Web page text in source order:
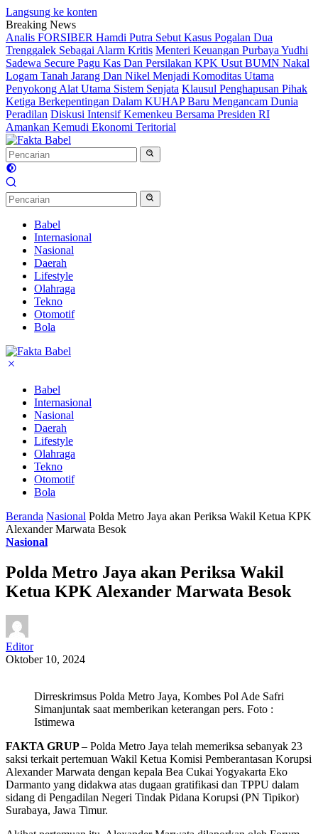
Langsung ke konten
Breaking News
Analis FORSIBER Hamdi Putra Sebut Kasus Pogalan Dua
Trenggalek Sebagai Alarm Kritis Menteri Keuangan Purbaya Yudhi
Sadewa Secure Pagu Kas Dan Persilakan KPK Usut BUMN Nakal
Logam Tanah Jarang Dan Nikel Menjadi Komoditas Utama
Penyokong Alat Utama Sistem Senjata Klausul Penghapusan Pihak
Ketiga Berkepentingan Dalam KUHAP Baru Mengancam Dunia
Peradilan Diskusi Intensif Kemenkeu Bersama Presiden RI
Amankan Kemudi Ekonomi Teritorial
Babel
Internasional
Nasional
Daerah
Lifestyle
Olahraga
Tekno
Otomotif
Bola
Babel
Internasional
Nasional
Daerah
Lifestyle
Olahraga
Tekno
Otomotif
Bola
Beranda Nasional Polda Metro Jaya akan Periksa Wakil Ketua KPK
Alexander Marwata Besok
Nasional
Polda Metro Jaya akan Periksa Wakil
Ketua KPK Alexander Marwata Besok
Editor
Oktober 10, 2024
Dirreskrimsus Polda Metro Jaya, Kombes Pol Ade Safri
Simanjuntak saat memberikan keterangan pers. Foto :
Istimewa
FAKTA GRUP– Polda Metro Jaya telah memeriksa sebanyak 23
saksi terkait pertemuan Wakil Ketua Komisi Pemberantasan Korupsi
Alexander Marwata dengan kepala Bea Cukai Yogyakarta Eko
Darmanto yang didakwa atas dugaan gratifikasi dan TPPU dalam
sidang di Pengadilan Negeri Tindak Pidana Korupsi (PN Tipikor)
Surabaya, Jawa Timur.